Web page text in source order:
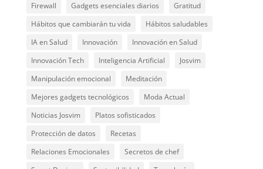
Firewall
Gadgets esenciales diarios
Gratitud
Hábitos que cambiarán tu vida
Hábitos saludables
IA en Salud
Innovación
Innovación en Salud
Innovación Tech
Inteligencia Artificial
Josvim
Manipulación emocional
Meditación
Mejores gadgets tecnológicos
Moda Actual
Noticias Josvim
Platos sofisticados
Protección de datos
Recetas
Relaciones Emocionales
Secretos de chef